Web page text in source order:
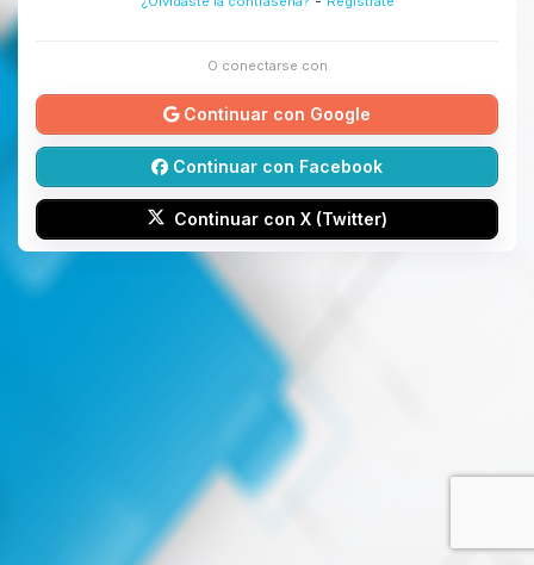
O conectarse con
Continuar con Google
Continuar con Facebook
Continuar con X (Twitter)